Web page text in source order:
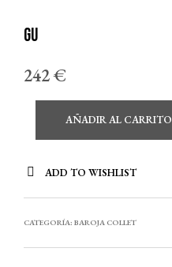
Gu
242€
AÑADIR AL CARRITO
ADD TO WISHLIST
CATEGORÍA: BAROJA COLLET